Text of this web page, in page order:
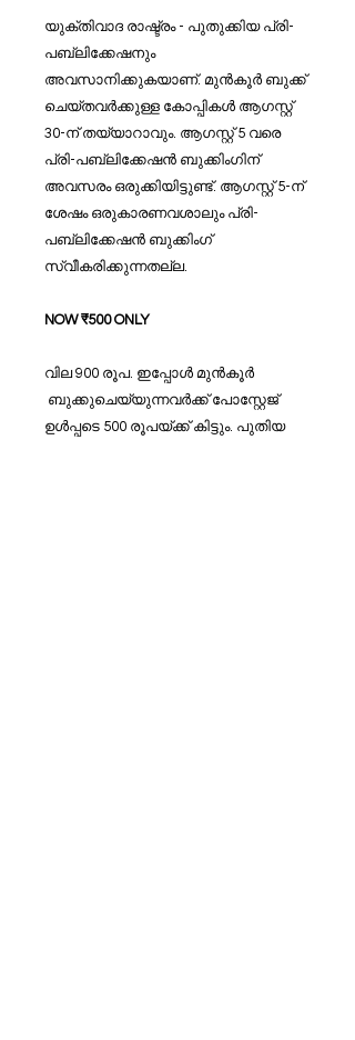
യുക്തിവാദ രാഷ്ട്രം - പുതുക്കിയ പ്രി-
പബ്ലിക്കേഷനും
അവസാനിക്കുകയാണ്. മുൻ‌കൂർ ബുക്ക്
ചെയ്തവർക്കുള്ള കോപ്പികൾ ആഗസ്റ്റ്
30-ന് തയ്യാറാവും. ആഗസ്റ്റ് 5 വരെ
പ്രി-പബ്ലിക്കേഷൻ ബുക്കിംഗിന്
അവസരം ഒരുക്കിയിട്ടുണ്ട്. ആഗസ്റ്റ് 5-ന്
ശേഷം ഒരുകാരണവശാലും പ്രി-
പബ്ലിക്കേഷൻ ബുക്കിംഗ്
സ്വീകരിക്കുന്നതല്ല.
NOW ₹500 ONLY
വില 900 രൂപ. ഇപ്പോൾ മുൻ‌കൂർ
ബുക്കുചെയ്യുന്നവർക്ക് പോസ്റ്റേജ്
ഉൾപ്പടെ 500 രൂപയ്ക്ക് കിട്ടും. പുതിയ